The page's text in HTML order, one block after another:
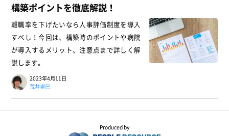
構築ポイントを徹底解説！
離職率を下げたいなら人事評価制度を導入
すべし！今回は、構築時のポイントや病院
が導入するメリット、注意点まで詳しく解
説します。
2023年4月11日
荒井卓巳
Produced by